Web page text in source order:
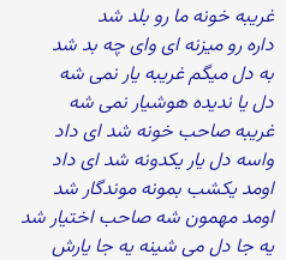
غریبه خونه ما رو بلد شد
داره رو میزنه ای وای چه بد شد
به دل میگم غریبه یار نمی شه
دل یا ندیده هوشیار نمی شه
غریبه صاحب خونه شد ای داد
واسه دل یار یکدونه شد ای داد
اومد یکشب بمونه موندگار شد
اومد مهمون شه صاحب اختیار شد
یه جا دل می شینه یه جا یارش